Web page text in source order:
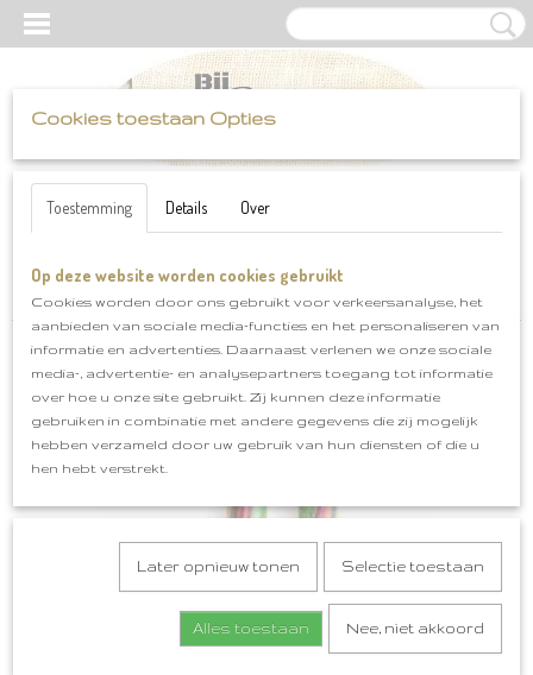
Inloggen Registreren UW WINKELWAGEN
Home >Haak-en brei benodigdheden>Knitpro rondbreisysteem
Verwisselbare punten Knitpro Symphony mt 5.5
Cookies toestaan Opties
Toestemming Details Over
Op deze website worden cookies gebruikt
Cookies worden door ons gebruikt voor verkeersanalyse, het
aanbieden van sociale media-functies en het personaliseren van
informatie en advertenties. Daarnaast verlenen we onze sociale
media-, advertentie- en analysepartners toegang tot informatie
over hoe u onze site gebruikt. Zij kunnen deze informatie
gebruiken in combinatie met andere gegevens die zij mogelijk
hebben verzameld door uw gebruik van hun diensten of die u
hen hebt verstrekt.
Later opnieuw tonen Selectie toestaan
Alles toestaan Nee, niet akkoord